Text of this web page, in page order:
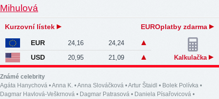
Kurzovní lístek EUROplatby zdarma
EUR 24,16 24,24
USD 20,95 21,09 Kalkulačka
Známé celebrity
Agáta Hanychová •Anna K. •Anna Slováčková •Artur Štaidl • Bolek Polívka •
Dagmar Havlová-Veškrnová • Dagmar Patrasová • Daniela Písařovicová •